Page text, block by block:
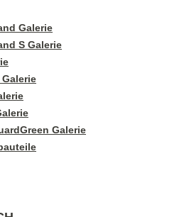
Galerie
S Galerie
Galerie